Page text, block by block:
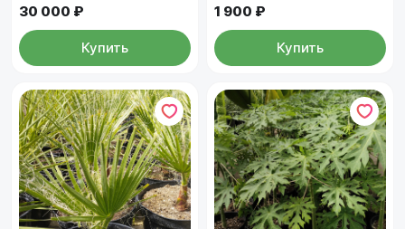
30 000 ₽
Купить
1 900 ₽
Купить